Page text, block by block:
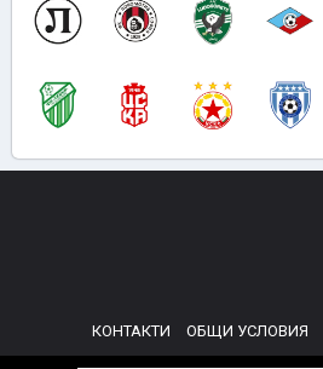
КОНТАКТИ ОБЩИ УСЛОВИЯ